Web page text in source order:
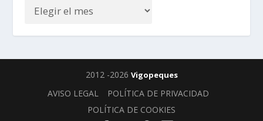
2012 -2026 Vigopeques
AVISO LEGAL
POLÍTICA DE PRIVACIDAD
POLÍTICA DE COOKIES